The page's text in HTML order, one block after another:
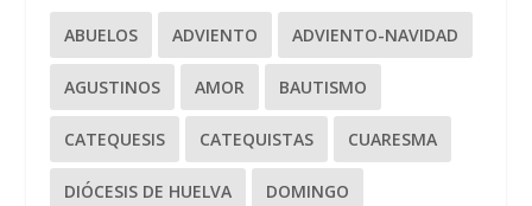
ABUELOS ADVIENTO ADVIENTO-NAVIDAD
AGUSTINOS AMOR BAUTISMO
CATEQUESIS CATEQUISTAS CUARESMA
DIÓCESIS DE HUELVA DOMINGO